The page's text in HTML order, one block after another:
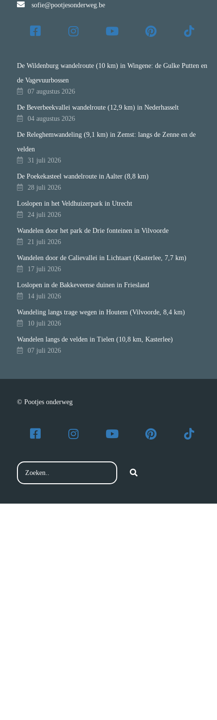
sofie@pootjesonderweg.be
De Wildenburg wandelroute (10 km) in Wingene: de Gulke Putten en
de Vagevuurbossen
07 augustus 2026
De Beverbeekvallei wandelroute (12,9 km) in Nederhasselt
04 augustus 2026
De Releghemwandeling (9,1 km) in Zemst: langs de Zenne en de
velden
31 juli 2026
De Poekekasteel wandelroute in Aalter (8,8 km)
28 juli 2026
Loslopen in het Veldhuizerpark in Utrecht
24 juli 2026
Wandelen door het park de Drie fonteinen in Vilvoorde
21 juli 2026
Wandelen door de Calievallei in Lichtaart (Kasterlee, 7,7 km)
17 juli 2026
Loslopen in de Bakkeveense duinen in Friesland
14 juli 2026
Wandeling langs trage wegen in Houtem (Vilvoorde, 8,4 km)
10 juli 2026
Wandelen langs de velden in Tielen (10,8 km, Kasterlee)
07 juli 2026
© Pootjes onderweg